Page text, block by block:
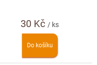
30 Kč / ks
Do košíku